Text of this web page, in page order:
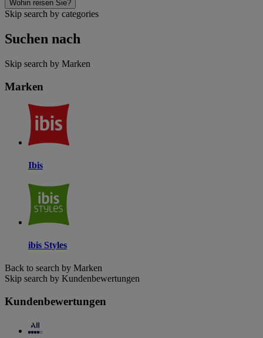
Wohin reisen Sie?
Skip search by categories
Suchen nach
Skip search by Marken
Marken
Ibis
ibis Styles
Back to search by Marken
Skip search by Kundenbewertungen
Kundenbewertungen